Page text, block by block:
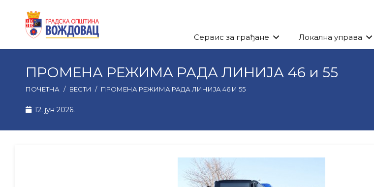
Сервис за грађане Локална управа
ПРОМЕНА РЕЖИМА РАДА ЛИНИЈА 46 и 55
ПОЧЕТНА / ВЕСТИ / ПРОМЕНА РЕЖИМА РАДА ЛИНИЈА 46 И 55
12. јун 2026.